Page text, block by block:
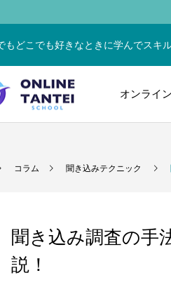
もどこでも好きなときに学んでスキル
オンライ
コラム 聞き込みテクニック
聞き込み調査の手
説！